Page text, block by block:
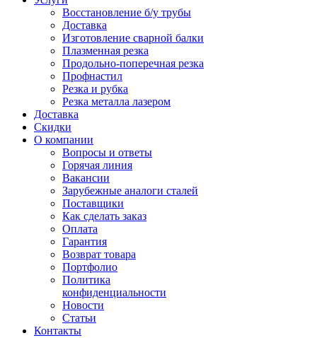
Восстановление б/у трубы
Доставка
Изготовление сварной балки
Плазменная резка
Продольно-поперечная резка
Профнастил
Резка и рубка
Резка металла лазером
Доставка
Скидки
О компании
Вопросы и ответы
Горячая линия
Вакансии
Зарубежные аналоги сталей
Поставщики
Как сделать заказ
Оплата
Гарантия
Возврат товара
Портфолио
Политика
конфиденциальности
Новости
Статьи
Контакты